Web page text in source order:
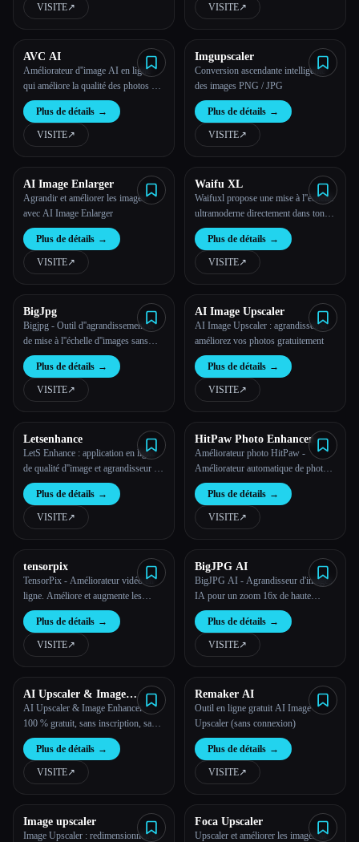
À propos
Esc
VISITE↗︎ VISITE↗︎
AVC AI
Améliorateur d''image AI en ligne
qui améliore la qualité des photos en
augmentant, en débruitant, en
restaurant, en affinant le visage, etc.
Plus de détails →
VISITE↗︎
Imgupscaler
Conversion ascendante intelligente
des images PNG / JPG
Plus de détails →
VISITE↗︎
AI Image Enlarger
Agrandir et améliorer les images
avec AI Image Enlarger
Plus de détails →
VISITE↗︎
Waifu XL
Waifuxl propose une mise à l''échelle
ultramoderne directement dans ton
navigateur en un clic.
Plus de détails →
VISITE↗︎
BigJpg
Bigjpg - Outil d''agrandissement et
de mise à l''échelle d''images sans
perte en super résolution utilisant des
réseaux de neurones à convolution
profonde
Plus de détails →
VISITE↗︎
AI Image Upscaler
AI Image Upscaler : agrandissez et
améliorez vos photos gratuitement
Plus de détails →
VISITE↗︎
Letsenhance
LetS Enhance : application en ligne
de qualité d''image et agrandisseur de
photos gratuit
Plus de détails →
VISITE↗︎
HitPaw Photo Enhancer
Améliorateur photo HitPaw -
Améliorateur automatique de photos
AI de qualité supérieure
Plus de détails →
VISITE↗︎
tensorpix
TensorPix - Améliorateur vidéo en
ligne. Améliore et augmente les
vidéos grâce à l''IA depuis un
navigateur Web.
Plus de détails →
VISITE↗︎
BigJPG AI
BigJPG AI - Agrandisseur d'images
IA pour un zoom 16x de haute
qualité et un traitement par lots
personnalisé
Plus de détails →
VISITE↗︎
AI Upscaler & Image
Enhancer
AI Upscaler & Image Enhancer —
100 % gratuit, sans inscription, sans
publicité
Plus de détails →
VISITE↗︎
Remaker AI
Outil en ligne gratuit AI Image
Upscaler (sans connexion)
Plus de détails →
VISITE↗︎
Image upscaler
Image Upscaler : redimensionnez ta
Foca Upscaler
Upscaler et améliorer les images de